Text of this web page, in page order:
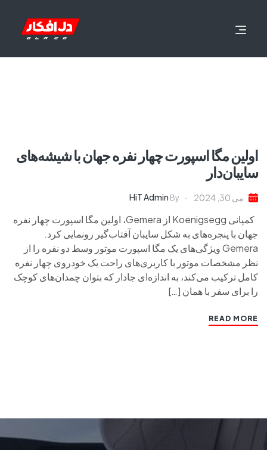
اولین مگا اسپورت چهار نفره جهان با شیشه‌های
سایبان‌دار
می 30, 2024 By
HiT Admin
کمپانی Koenigsegg از Gemera، اولین مگا اسپورت چهار نفره
جهان با پنجره‌های به شکل سایبان آفتاب‌گیر رونمایی کرد.
Gemera ویژگی‌های یک مگا اسپورت موتور وسط دو نفره را از
نظر مشخصات موتور با کاربری‌های راحت یک خودروی چهار نفره
کامل ترکیب می‌کند، به اندازه‌ای جادار که بتوان چمدان‌های کوچک
را برای سفر با همان […]
READ MORE